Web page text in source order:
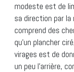
modeste est de
sa direction par la
comprend des
qu’un plancher
virages est de
un peu l’arrière,